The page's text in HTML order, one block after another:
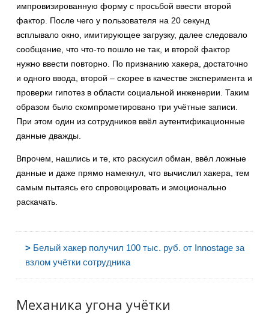
импровизированную форму с просьбой ввести второй
фактор. После чего у пользователя на 20 секунд
всплывало окно, имитирующее загрузку, далее следовало
сообщение, что что-то пошло не так, и второй фактор
нужно ввести повторно. По признанию хакера, достаточно
и одного ввода, второй – скорее в качестве эксперимента и
проверки гипотез в области социальной инженерии. Таким
образом было скомпрометировано три учётные записи.
При этом один из сотрудников ввёл аутентификационные
данные дважды.
Впрочем, нашлись и те, кто раскусил обман, ввёл ложные
данные и даже прямо намекнул, что вычислил хакера, тем
самым пытаясь его спровоцировать и эмоционально
раскачать.
> Белый хакер получил 100 тыс. руб. от Innostage за
взлом учётки сотрудника
Механика угона учётки